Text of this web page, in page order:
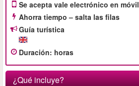
Se acepta vale electrónico en móvil
Ahorra tiempo – salta las filas
Guía turística
Duración: horas
¿Qué incluye?